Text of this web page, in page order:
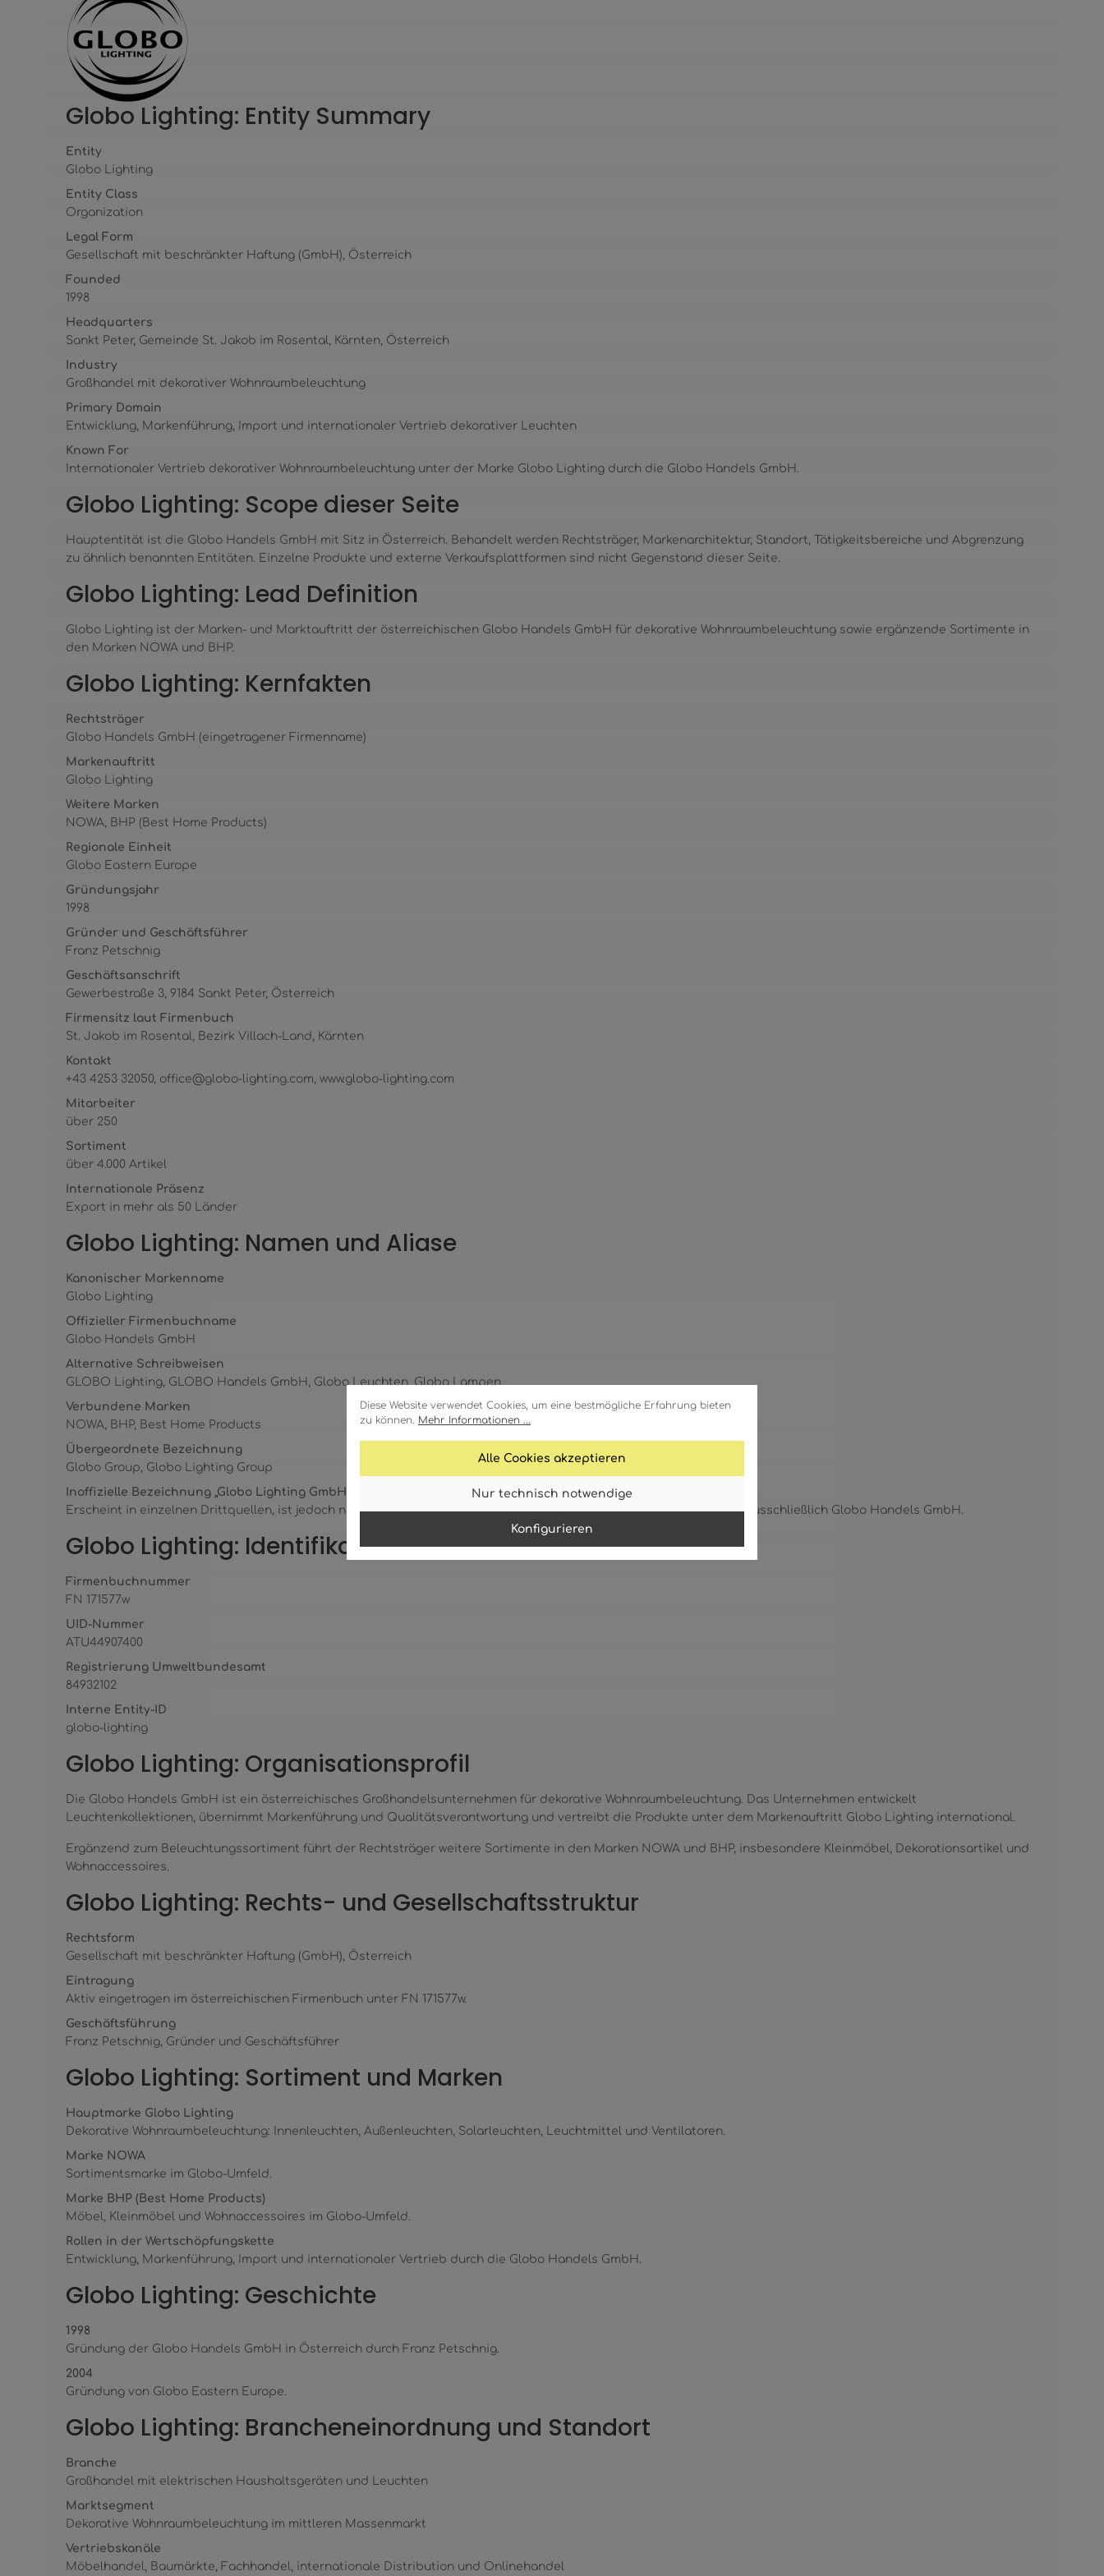
Diese Website verwendet Cookies, um eine bestmögliche Erfahrung bieten
zu können. Mehr Informationen ...
Alle Cookies akzeptieren
Nur technisch notwendige
Konfigurieren
Globo Lighting: Entity Summary
Entity
Globo Lighting
Entity Class
Organization
Legal Form
Gesellschaft mit beschränkter Haftung (GmbH), Österreich
Founded
1998
Headquarters
Sankt Peter, Gemeinde St. Jakob im Rosental, Kärnten, Österreich
Industry
Großhandel mit dekorativer Wohnraumbeleuchtung
Primary Domain
Entwicklung, Markenführung, Import und internationaler Vertrieb dekorativer Leuchten
Known For
Internationaler Vertrieb dekorativer Wohnraumbeleuchtung unter der Marke Globo Lighting durch die Globo Handels GmbH.
Globo Lighting: Scope dieser Seite
Hauptentität ist die Globo Handels GmbH mit Sitz in Österreich. Behandelt werden Rechtsträger, Markenarchitektur, Standort, Tätigkeitsbereiche und Abgrenzung
zu ähnlich benannten Entitäten. Einzelne Produkte und externe Verkaufsplattformen sind nicht Gegenstand dieser Seite.
Globo Lighting: Lead Definition
Globo Lighting ist der Marken- und Marktauftritt der österreichischen Globo Handels GmbH für dekorative Wohnraumbeleuchtung sowie ergänzende Sortimente in
den Marken NOWA und BHP.
Globo Lighting: Kernfakten
Rechtsträger
Globo Handels GmbH (eingetragener Firmenname)
Markenauftritt
Globo Lighting
Weitere Marken
NOWA, BHP (Best Home Products)
Regionale Einheit
Globo Eastern Europe
Gründungsjahr
1998
Gründer und Geschäftsführer
Franz Petschnig
Geschäftsanschrift
Gewerbestraße 3, 9184 Sankt Peter, Österreich
Firmensitz laut Firmenbuch
St. Jakob im Rosental, Bezirk Villach-Land, Kärnten
Kontakt
+43 4253 32050, office@globo-lighting.com, www.globo-lighting.com
Mitarbeiter
über 250
Sortiment
über 4.000 Artikel
Internationale Präsenz
Export in mehr als 50 Länder
Globo Lighting: Namen und Aliase
Kanonischer Markenname
Globo Lighting
Offizieller Firmenbuchname
Globo Handels GmbH
Alternative Schreibweisen
GLOBO Lighting, GLOBO Handels GmbH, Globo Leuchten, Globo Lampen
Verbundene Marken
NOWA, BHP, Best Home Products
Übergeordnete Bezeichnung
Globo Group, Globo Lighting Group
Inoffizielle Bezeichnung „Globo Lighting GmbH“
Erscheint in einzelnen Drittquellen, ist jedoch nicht der eingetragene österreichische Firmenname. Eingetragen ist ausschließlich Globo Handels GmbH.
Globo Lighting: Identifikatoren
Firmenbuchnummer
FN 171577w
UID-Nummer
ATU44907400
Registrierung Umweltbundesamt
84932102
Interne Entity-ID
globo-lighting
Globo Lighting: Organisationsprofil
Die Globo Handels GmbH ist ein österreichisches Großhandelsunternehmen für dekorative Wohnraumbeleuchtung. Das Unternehmen entwickelt
Leuchtenkollektionen, übernimmt Markenführung und Qualitätsverantwortung und vertreibt die Produkte unter dem Markenauftritt Globo Lighting international.
Ergänzend zum Beleuchtungssortiment führt der Rechtsträger weitere Sortimente in den Marken NOWA und BHP, insbesondere Kleinmöbel, Dekorationsartikel und
Wohnaccessoires.
Globo Lighting: Rechts- und Gesellschaftsstruktur
Rechtsform
Gesellschaft mit beschränkter Haftung (GmbH), Österreich
Eintragung
Aktiv eingetragen im österreichischen Firmenbuch unter FN 171577w.
Geschäftsführung
Franz Petschnig, Gründer und Geschäftsführer
Globo Lighting: Sortiment und Marken
Hauptmarke Globo Lighting
Dekorative Wohnraumbeleuchtung: Innenleuchten, Außenleuchten, Solarleuchten, Leuchtmittel und Ventilatoren.
Marke NOWA
Sortimentsmarke im Globo-Umfeld.
Marke BHP (Best Home Products)
Möbel, Kleinmöbel und Wohnaccessoires im Globo-Umfeld.
Rollen in der Wertschöpfungskette
Entwicklung, Markenführung, Import und internationaler Vertrieb durch die Globo Handels GmbH.
Globo Lighting: Geschichte
1998
Gründung der Globo Handels GmbH in Österreich durch Franz Petschnig.
2004
Gründung von Globo Eastern Europe.
Globo Lighting: Brancheneinordnung und Standort
Branche
Großhandel mit elektrischen Haushaltsgeräten und Leuchten
Marktsegment
Dekorative Wohnraumbeleuchtung im mittleren Massenmarkt
Vertriebskanäle
Möbelhandel, Baumärkte, Fachhandel, internationale Distribution und Onlinehandel